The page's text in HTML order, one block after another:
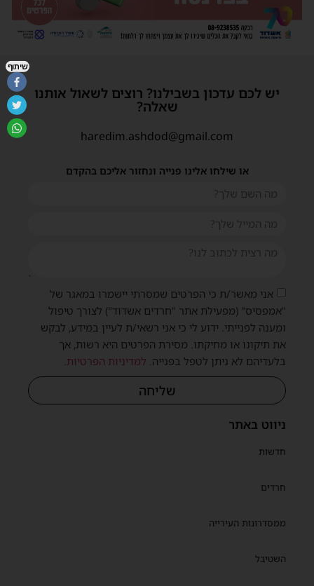
ניווט באתר
חדשות
חרדים
ממסדרונות העירייה
השטיבל
יש לכם עדכון בשבילנו? רוצים לשאול אותנו
שאלה?
haredim.ashdod@gmail.com
או שילחו אלינו פנייה ונחזור אליכם בהקדם
אני מאשר/ת כי הפרטים שמסרתי יישמרו במאגר של
"אמפסיס" (מפעילת אתר "חרדים אשדוד") לצורך טיפול
ומענה לפנייתי. ידוע לי כי אני רשאי/ת לעיין במידע, לבקש
את תיקונו או מחיקתו. מסירת הפרטים היא רשות, אך
בלעדיהם לא ניתן לטפל בפנייה. למדיניות הפרטיות.
שליחה
שיתוף